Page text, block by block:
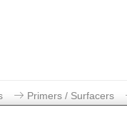
Primers / Surfacers